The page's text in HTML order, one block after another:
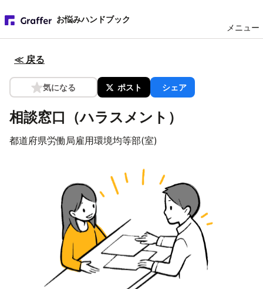
お悩みハンドブック
メニュー
≪ 戻る
気になる ポスト シェア
相談窓口（ハラスメント）
都道府県労働局雇用環境均等部(室)